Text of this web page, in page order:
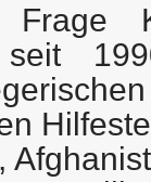
Frage
seit